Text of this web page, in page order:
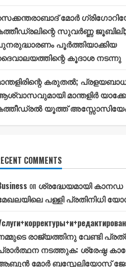
മോർ
സുവർണ്ണ ജൂബിലി;
പൂർത്തിയാക്കിയ
കൂദാശ നടന്നു
കരുതൽ;
മാന്തളിർ
യൂത്ത്
COMMENTS
on ശ്രദ്ധേയമായി കാനഡ
പള്ളി പ്രതിനിധി
രാജ്യത്തിനു വേണ്ടി
നടത്തുക: ശ്രേഷ്ഠ
മോർ ബസ്സേലിയോസ്